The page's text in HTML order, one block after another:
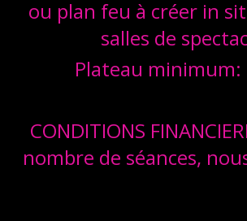
ou plan feu à créer in
salles de
Plateau minimum:
CONDITIONS
nombre de séances,